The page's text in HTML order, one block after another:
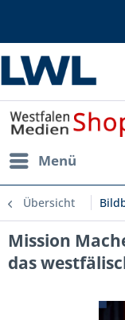
Menü
Übersicht
Mission
das